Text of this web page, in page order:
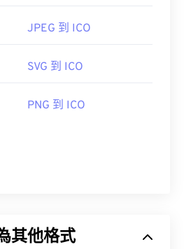
Adobe Illustrator。
是一款常用的 ICO 檔案
IrfanView
JPEG 到 ICO
SVG 到 ICO
PNG 到 ICO
其他格式